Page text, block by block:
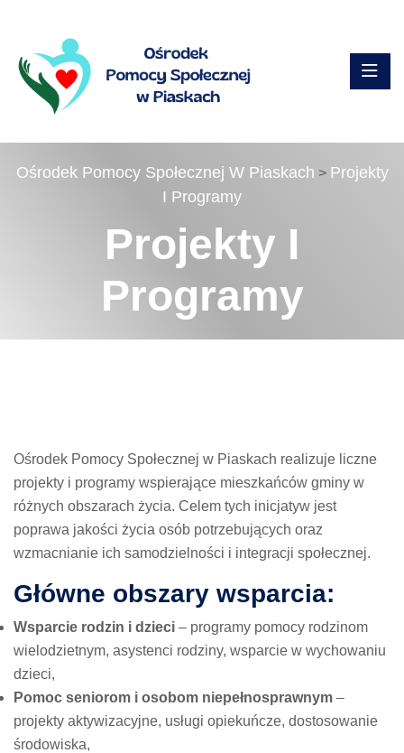
Ośrodek Pomocy Społecznej W Piaskach > Projekty
I Programy
Projekty I
Programy
Ośrodek Pomocy Społecznej w Piaskach realizuje liczne
projekty i programy wspierające mieszkańców gminy w
różnych obszarach życia. Celem tych inicjatyw jest
poprawa jakości życia osób potrzebujących oraz
wzmacnianie ich samodzielności i integracji społecznej.
Główne obszary wsparcia:
Wsparcie rodzin i dzieci – programy pomocy rodzinom
wielodzietnym, asystenci rodziny, wsparcie w wychowaniu
dzieci,
Pomoc seniorom i osobom niepełnosprawnym –
projekty aktywizacyjne, usługi opiekuńcze, dostosowanie
środowiska,